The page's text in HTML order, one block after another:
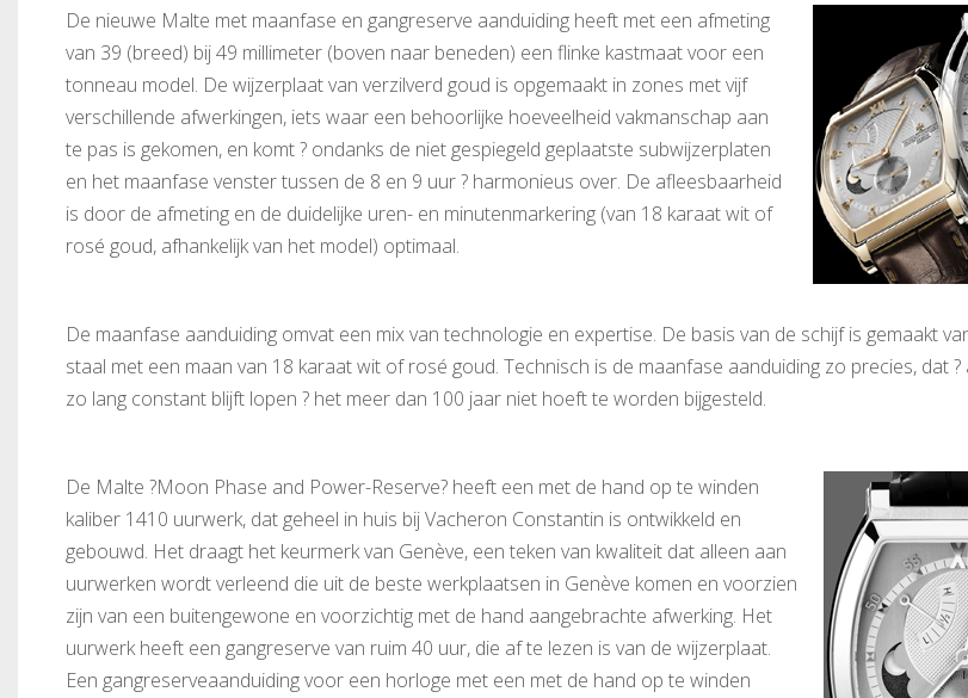
De nieuwe Malte met maanfase en gangreserve aanduiding heeft met een afmeting
van 39 (breed) bij 49 millimeter (boven naar beneden) een flinke kastmaat voor een
tonneau model. De wijzerplaat van verzilverd goud is opgemaakt in zones met vijf
verschillende afwerkingen, iets waar een behoorlijke hoeveelheid vakmanschap aan
te pas is gekomen, en komt ? ondanks de niet gespiegeld geplaatste subwijzerplaten
en het maanfase venster tussen de 8 en 9 uur ? harmonieus over. De afleesbaarheid
is door de afmeting en de duidelijke uren- en minutenmarkering (van 18 karaat wit of
rosé goud, afhankelijk van het model) optimaal.
De maanfase aanduiding omvat een mix van technologie en expertise. De basis van de schijf is gemaakt
staal met een maan van 18 karaat wit of rosé goud. Technisch is de maanfase aanduiding zo precies, dat
zo lang constant blijft lopen ? het meer dan 100 jaar niet hoeft te worden bijgesteld.
De Malte ?Moon Phase and Power-Reserve? heeft een met de hand op te winden
kaliber 1410 uurwerk, dat geheel in huis bij Vacheron Constantin is ontwikkeld en
gebouwd. Het draagt het keurmerk van Genève, een teken van kwaliteit dat alleen aan
uurwerken wordt verleend die uit de beste werkplaatsen in Genève komen en voorzien
zijn van een buitengewone en voorzichtig met de hand aangebrachte afwerking. Het
uurwerk heeft een gangreserve van ruim 40 uur, die af te lezen is van de wijzerplaat.
Een gangreserveaanduiding voor een horloge met een met de hand op te winden